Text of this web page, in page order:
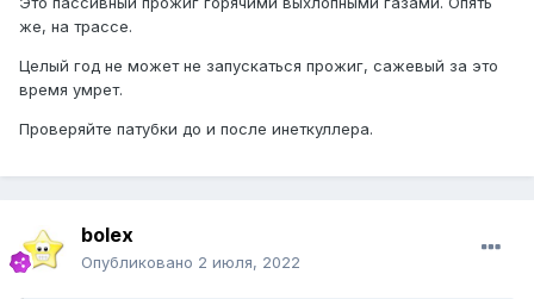
же, на трассе.
Целый год не может не запускаться прожиг, сажевый за это
время умрет.
Проверяйте патубки до и после инеткуллера.
bolex
Опубликовано 2 июля, 2022